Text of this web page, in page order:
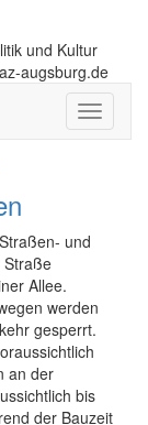
und Kultur
augsburg.de
Toggle
und
Straße
Allee.
werden
gesperrt.
an der
bis
der Bauzeit